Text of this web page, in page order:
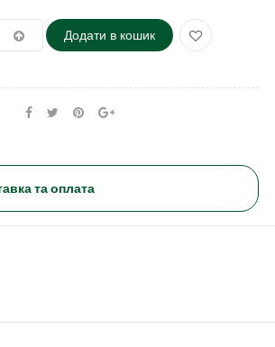
Додати в кошик
та оплата